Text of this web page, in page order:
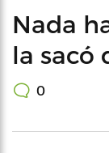
Nada
la sacó
0